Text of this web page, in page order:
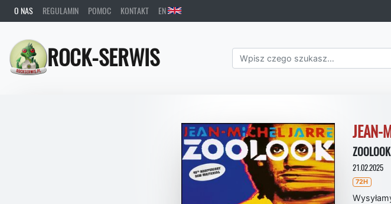
O NAS REGULAMIN POMOC KONTAKT EN
ROCK-SERWIS
JEAN-
21.02.2025
72H